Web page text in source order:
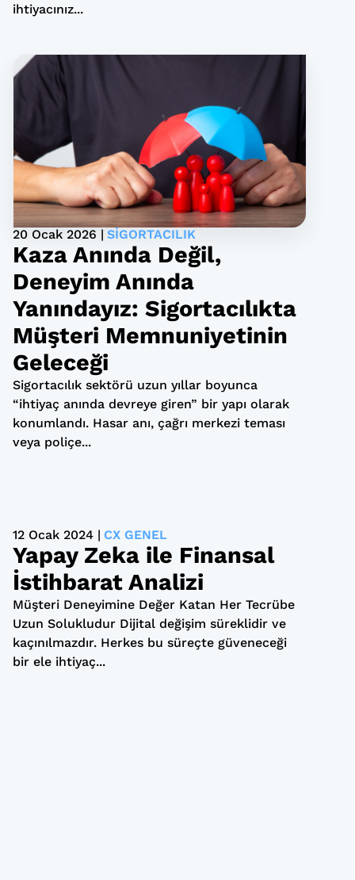
ihtiyacınız...
20 Ocak 2026 | SIGORTACILIK
Kaza Anında Değil,
Deneyim Anında
Yanındayız: Sigortacılıkta
Müşteri Memnuniyetinin
Geleceği
Sigortacılık sektörü uzun yıllar boyunca
“ihtiyaç anında devreye giren” bir yapı olarak
konumlandı. Hasar anı, çağrı merkezi teması
veya poliçe...
12 Ocak 2024 | CX GENEL
Yapay Zeka ile Finansal
İstihbarat Analizi
Müşteri Deneyimine Değer Katan Her Tecrübe
Uzun Solukludur Dijital değişim süreklidir ve
kaçınılmazdır. Herkes bu süreçte güveneceği
bir ele ihtiyaç...